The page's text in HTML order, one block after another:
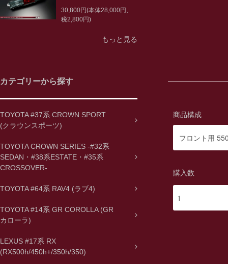
30,800円(本体28,000円、
税2,800円)
もっと見る
カテゴリーから探す
TOYOTA #37系 CROWN SPORT
(クラウンスポーツ)
TOYOTA CROWN SERIES -#32系
SEDAN・#38系ESTATE・#35系
CROSSOVER-
TOYOTA #64系 RAV4 (ラブ4)
TOYOTA #14系 GR COROLLA (GR
カローラ)
LEXUS #17系 RX
(RX500h/450h+/350h/350)
商品構成
購入数